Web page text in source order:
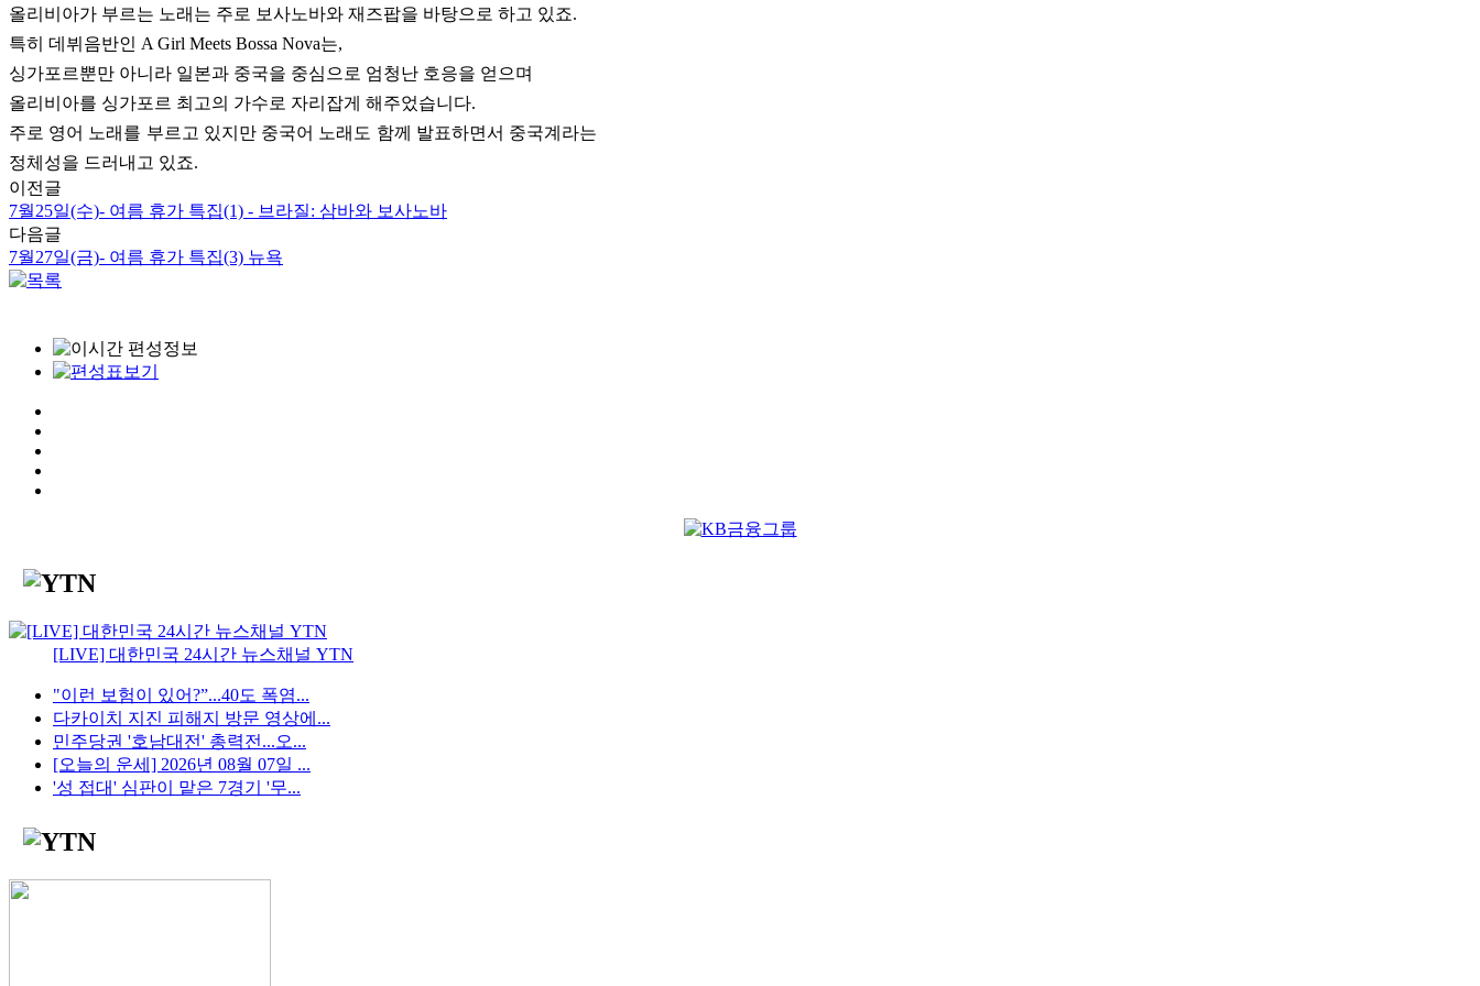
올리비아가 부르는 노래는 주로 보사노바와 재즈팝을 바탕으로 하고 있죠.
특히 데뷔음반인 A Girl Meets Bossa Nova는,
싱가포르뿐만 아니라 일본과 중국을 중심으로 엄청난 호응을 얻으며
올리비아를 싱가포르 최고의 가수로 자리잡게 해주었습니다.
주로 영어 노래를 부르고 있지만 중국어 노래도 함께 발표하면서 중국계라는
정체성을 드러내고 있죠.
이전글
7월25일(수)- 여름 휴가 특집(1) - 브라질: 삼바와 보사노바
다음글
7월27일(금)- 여름 휴가 특집(3) 뉴욕
[LIVE] 대한민국 24시간 뉴스채널 YTN
"이런 보험이 있어?”...40도 폭염...
다카이치 지진 피해지 방문 영상에...
민주당권 '호남대전' 총력전...오...
[오늘의 운세] 2026년 08월 07일 ...
'성 접대' 심판이 맡은 7경기 '무...